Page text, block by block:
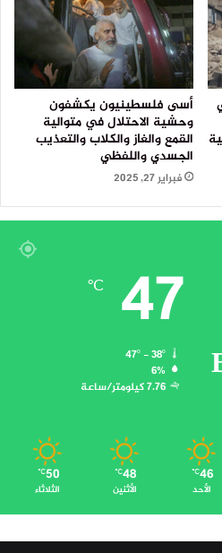
أسى فلسطينيون يكشفون
وحشية الاحتلال في متوالية
القمع والغاز والكلاب والتعذيب
الجسدي واللفظي
فبراير 27, 2025
47
℃
47º - 38º
6%
7.76 كيلومتر/ساعة
46
℃
الأحد
48
℃
الأثنين
50
℃
الثلاثاء